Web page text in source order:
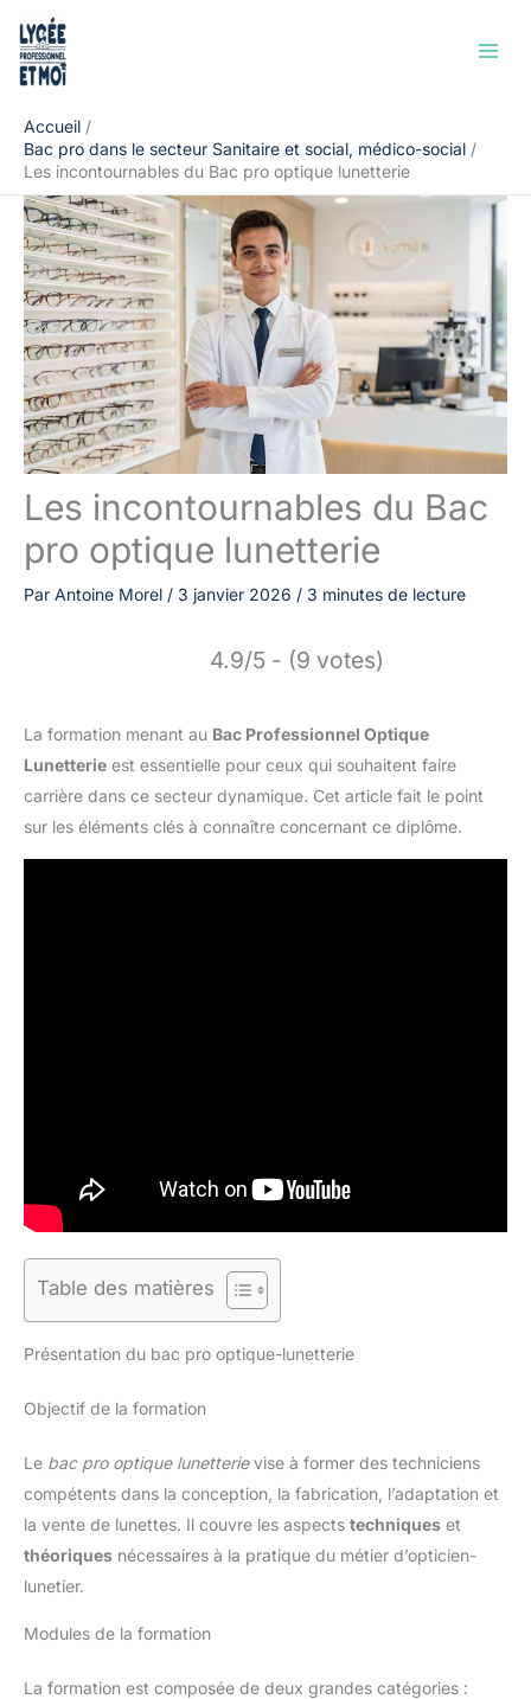
contenu
Accueil
Bac pro dans le secteur Sanitaire et social, médico-social
Les incontournables du Bac pro optique lunetterie
Les incontournables du Bac
pro optique lunetterie
Par Antoine Morel / 3 janvier 2026 / 3 minutes de lecture
4.9/5 - (9 votes)
La formation menant au Bac Professionnel Optique
Lunetterie est essentielle pour ceux qui souhaitent faire
carrière dans ce secteur dynamique. Cet article fait le point
sur les éléments clés à connaître concernant ce diplôme.
Table des matières
Présentation du bac pro optique-lunetterie
Objectif de la formation
Le bac pro optique lunetterievise à former des techniciens
compétents dans la conception, la fabrication, l’adaptation et
la vente de lunettes. Il couvre les aspects techniques et
théoriques nécessaires à la pratique du métier d’opticien-
lunetier.
Modules de la formation
La formation est composée de deux grandes catégories :
Rechercher